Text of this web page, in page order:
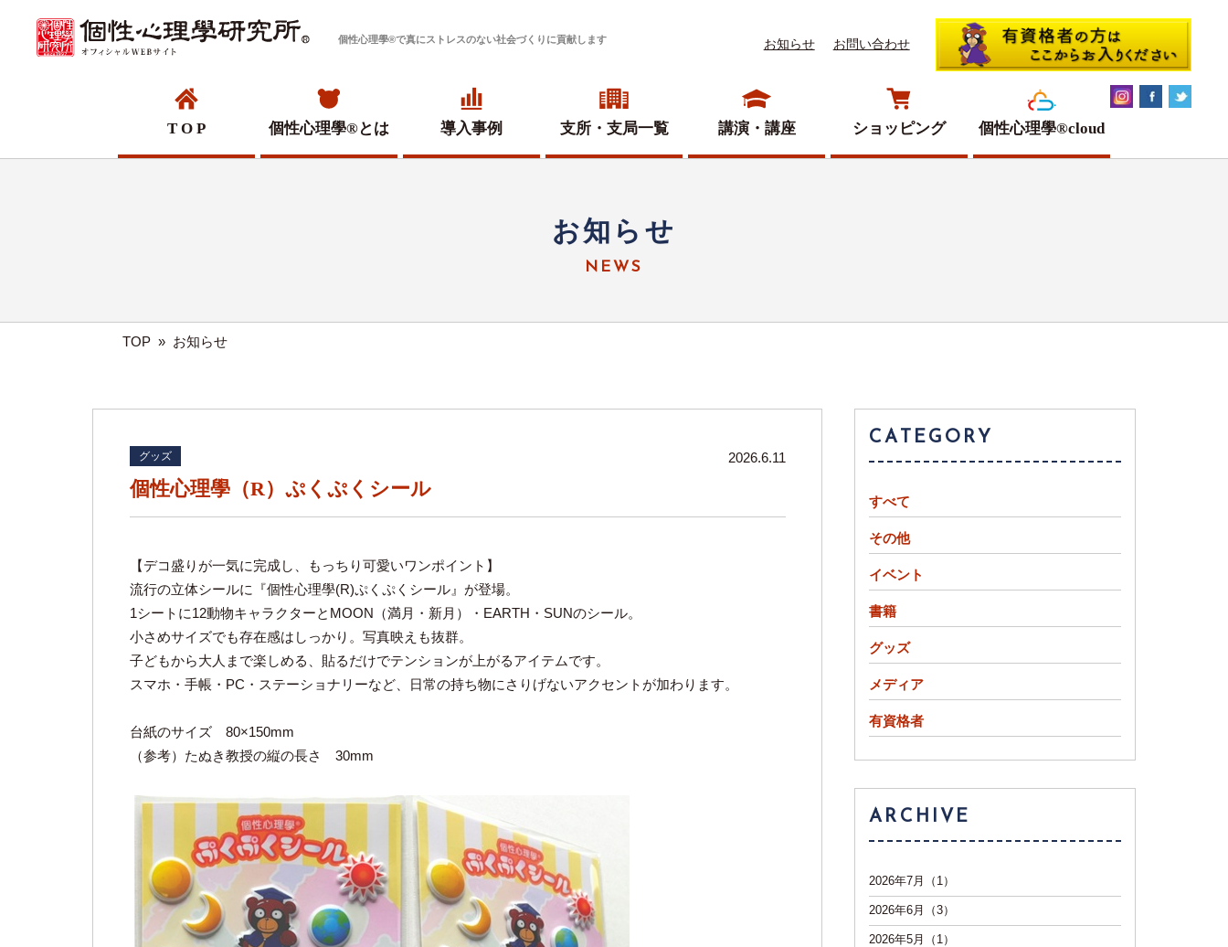
個性心理學®で真にストレスのない社会づくりに貢献します お知らせ お問い合わせ
T O P 個性心理學®とは 導入事例 支所・ 支局一覧 講演・講座 ショッピング 個性心理學®cloud
お知らせ
NEWS
TOP » お知らせ
グッズ 2026.6.11
個性心理學（R）ぷくぷくシール
【デコ盛りが一気に完成し、もっちり可愛いワンポイント】
流行の立体シールに『個性心理學(R)ぷくぷくシール』が登場。
1シートに12動物キャラクターとMOON（満月・新月）・EARTH・SUNのシール。
小さめサイズでも存在感はしっかり。写真映えも抜群。
子どもから大人まで楽しめる、貼るだけでテンションが上がるアイテムです。
スマホ・手帳・PC・ステーショナリーなど、日常の持ち物にさりげないアクセントが加わります。
台紙のサイズ 80×150mm
（参考）たぬき教授の縦の長さ 30mm
CATEGORY
すべて
その他
イベント
書籍
グッズ
メディア
有資格者
ARCHIVE
2026年7月（1）
2026年6月（3）
2026年5月（1）